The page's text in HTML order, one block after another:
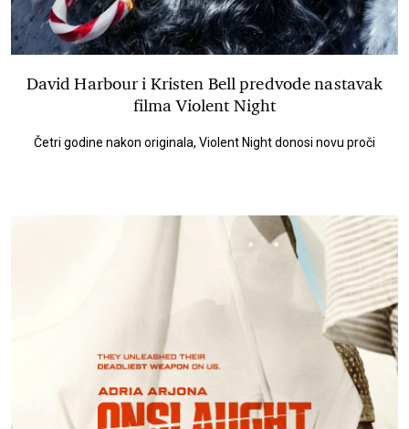
David Harbour i Kristen Bell predvode nastavak
filma Violent Night
Četri godine nakon originala, Violent Night donosi novu proči